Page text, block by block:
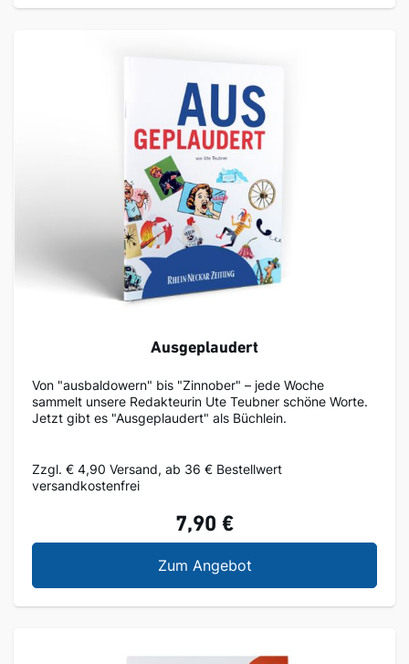
Ausgeplaudert
Von "ausbaldowern" bis "Zinnober" – jede Woche
sammelt unsere Redakteurin Ute Teubner schöne Worte.
Jetzt gibt es "Ausgeplaudert" als Büchlein.
Zzgl. € 4,90 Versand, ab 36 € Bestellwert
versandkostenfrei
7,90 €
Zum AngebotAusgeplaudert